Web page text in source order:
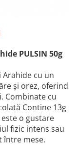
PULSIN 50g
Arahide cu un
și orez, oferind
Combinate cu
Contine 13g
o gustare
fizic intens sau
între mese.